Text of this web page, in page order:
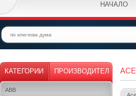
НАЧАЛО
КАТЕГОРИИ ПРОИЗВОДИТЕЛ
ABB